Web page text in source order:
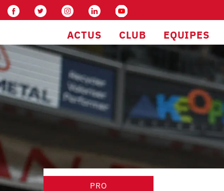
ACTUS CLUB EQUIPES
PRO